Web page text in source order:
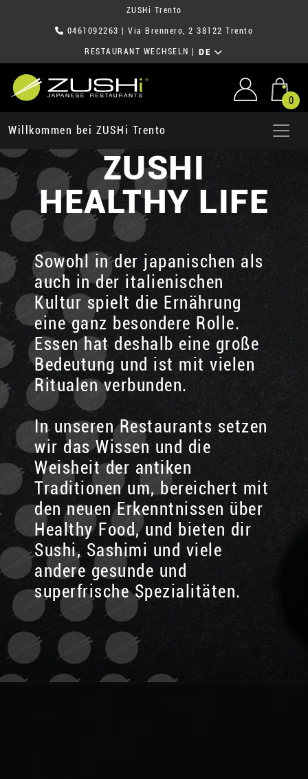
ZUSHi Trento
0461092263 | Via Brennero, 2 38122 Trento
RESTAURANT WECHSELN DE
0
Willkommen bei ZUSHi Trento
ZUSHI
HEALTHY LIFE
Sowohl in der japanischen als
auch in der italienischen
Kultur spielt die Ernährung
eine ganz besondere Rolle.
Essen hat deshalb eine große
Bedeutung und ist mit vielen
Ritualen verbunden.
In unseren Restaurants setzen
wir das Wissen und die
Weisheit der antiken
Traditionen um, bereichert mit
den neuen Erkenntnissen über
Healthy Food, und bieten dir
Sushi, Sashimi und viele
andere gesunde und
superfrische Spezialitäten.